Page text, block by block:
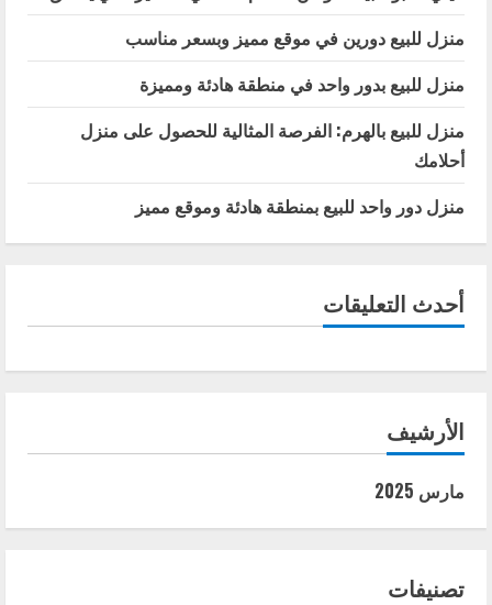
منزل للبيع دورين في موقع مميز وبسعر مناسب
منزل للبيع بدور واحد في منطقة هادئة ومميزة
منزل للبيع بالهرم: الفرصة المثالية للحصول على منزل
أحلامك
منزل دور واحد للبيع بمنطقة هادئة وموقع مميز
أحدث التعليقات
الأرشيف
مارس 2025
تصنيفات